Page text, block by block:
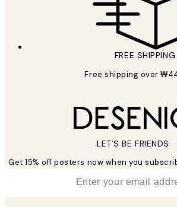
FREE SHIPPING
Free shipping over
LET’S BE FRIENDS
Get 15% off posters now when you